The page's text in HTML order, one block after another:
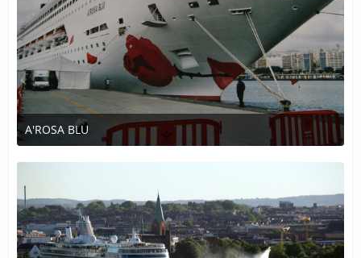
A'ROSA BLU
17. Dezember 2016 um 23:55